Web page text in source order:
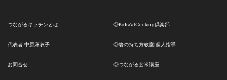
つながるキッチンとは
代表者 中原麻衣子
お問合せ
◎KidsArtCooking倶楽部
◎箸の持ち方教室|個人指導
◎つながる玄米講座